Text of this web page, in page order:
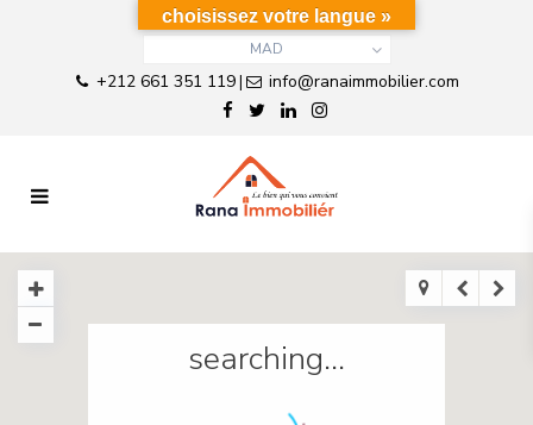
MAD
+212 661 351 119| info@ranaimmobilier.com
searching...
choisissez votre langue »